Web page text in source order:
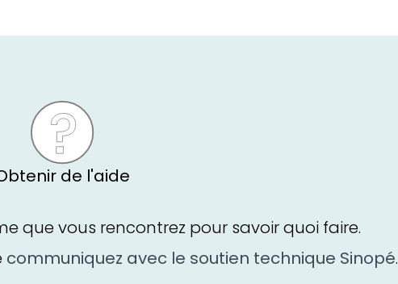
de l'aide
que vous rencontrez pour savoir quoi faire.
communiquez avec le soutien technique Sinopé.